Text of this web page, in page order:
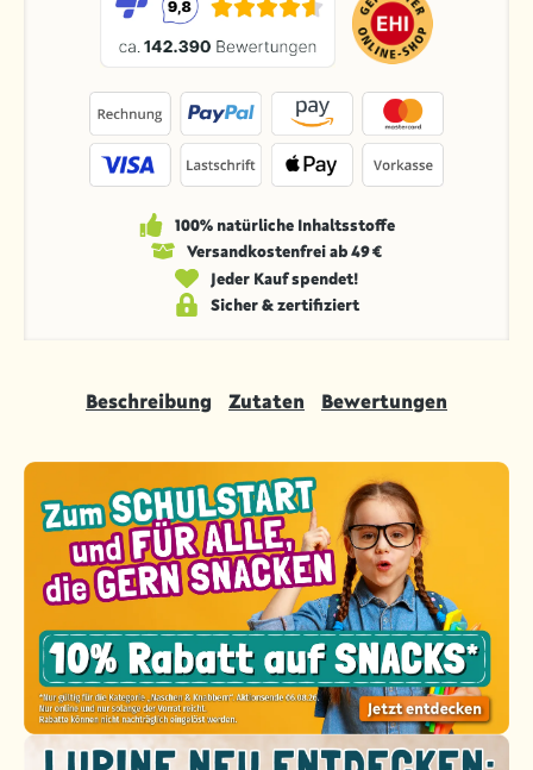
100% natürliche Inhaltsstoffe
Versandkosten­frei ab 49 €
Jeder Kauf spendet!
Sicher & zertifiziert
Beschreibung Zutaten Bewertungen